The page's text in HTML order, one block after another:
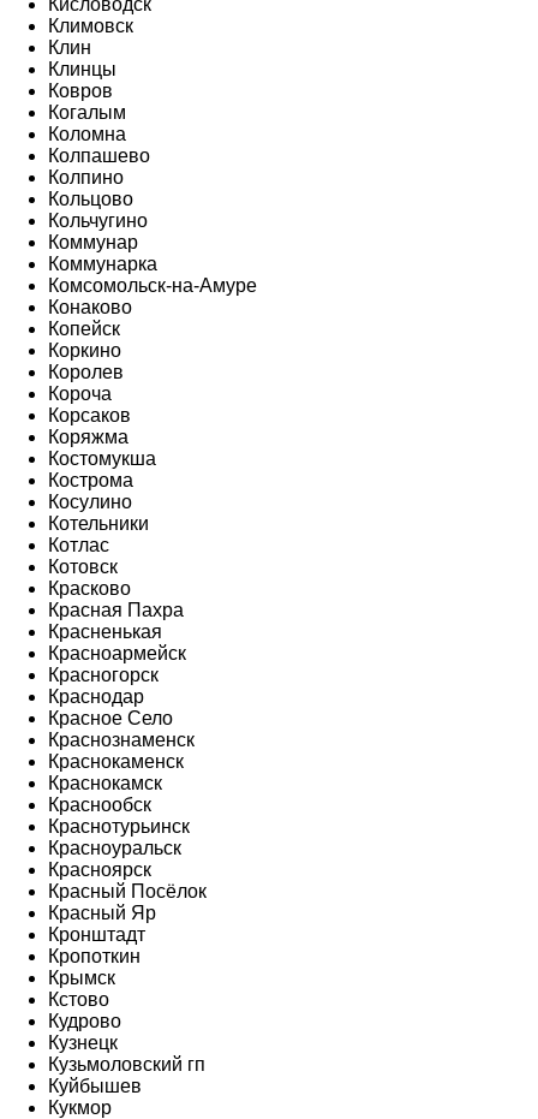
Кисловодск
Климовск
Клин
Клинцы
Ковров
Когалым
Коломна
Колпашево
Колпино
Кольцово
Кольчугино
Коммунар
Коммунарка
Комсомольск-на-Амуре
Конаково
Копейск
Коркино
Королев
Короча
Корсаков
Коряжма
Костомукша
Кострома
Косулино
Котельники
Котлас
Котовск
Красково
Красная Пахра
Красненькая
Красноармейск
Красногорск
Краснодар
Красное Село
Краснознаменск
Краснокаменск
Краснокамск
Краснообск
Краснотурьинск
Красноуральск
Красноярск
Красный Посёлок
Красный Яр
Кронштадт
Кропоткин
Крымск
Кстово
Кудрово
Кузнецк
Кузьмоловский гп
Куйбышев
Кукмор